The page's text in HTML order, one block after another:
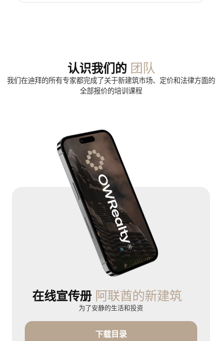
认识我们的 团队
我们在迪拜的所有专家都完成了关于新建筑市场、定价和法律方面的
全部报价的培训课程
在线宣传册 阿联酋的新建筑
为了安静的生活和投资
下载目录